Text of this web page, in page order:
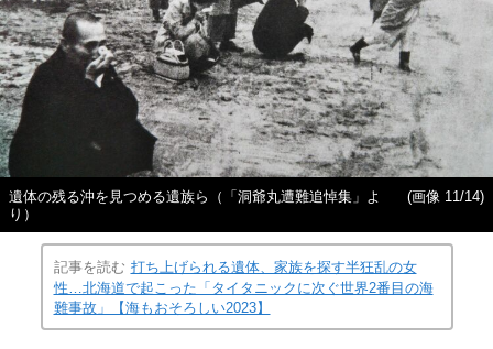
遺体の残る沖を見つめる遺族ら（「洞爺丸遭難追悼集」よ
り）
(画像 11/14)
記事を読む 打ち上げられる遺体、家族を探す半狂乱の女
性…北海道で起こった「タイタニックに次ぐ世界2番目の海
難事故」【海もおそろしい2023】